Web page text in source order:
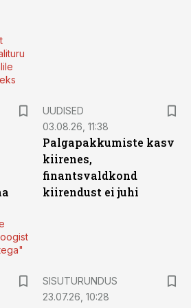
UUDISED
03.08.26, 11:38
Palgapakkumiste kasv
kiirenes,
finantsvaldkond
kiirendust ei juhi
SISUTURUNDUS
23.07.26, 10:28